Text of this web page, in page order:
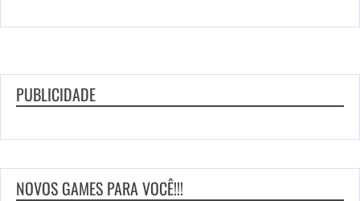
PUBLICIDADE
NOVOS GAMES PARA VOCÊ!!!